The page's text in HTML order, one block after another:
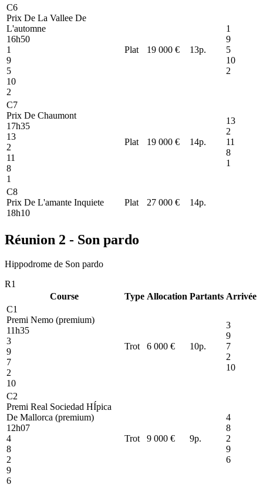
C6
Prix De La Vallee De
L'automne
16h50
1
9
5
10
2
Plat 19 000 € 13p.
1
9
5
10
2
C7
Prix De Chaumont
17h35
13
2
11
8
1
Plat 19 000 € 14p.
13
2
11
8
1
C8
Prix De L'amante Inquiete
18h10
Plat 27 000 € 14p.
Réunion 2 - Son pardo
Hippodrome de Son pardo
R1
Course
Type Allocation Partants Arrivée
C1
Premi Nemo (premium)
11h35
3
9
7
2
10
Trot 6 000 € 10p.
3
9
7
2
10
C2
Premi Real Sociedad HÍpica
De Mallorca (premium)
12h07
4
8
2
9
6
Trot 9 000 € 9p.
4
8
2
9
6